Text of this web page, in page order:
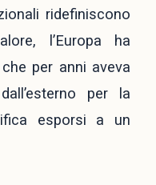
ridefiniscono
l’Europa ha
per anni aveva
per la
esporsi a un